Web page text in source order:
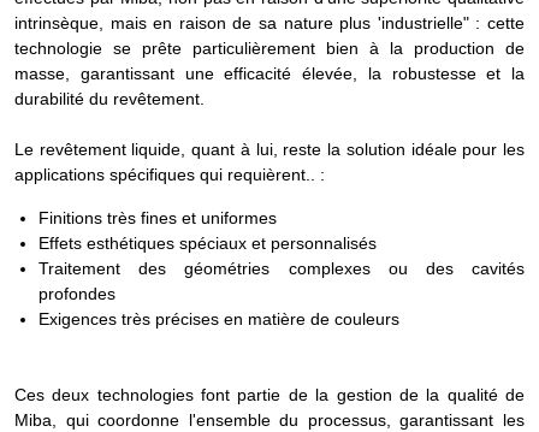
intrinsèque, mais en raison de sa nature plus 'industrielle" : cette
technologie se prête particulièrement bien à la production de
masse, garantissant une efficacité élevée, la robustesse et la
durabilité du revêtement.
Le revêtement liquide, quant à lui, reste la solution idéale pour les
applications spécifiques qui requièrent.. :
Finitions très fines et uniformes
Effets esthétiques spéciaux et personnalisés
Traitement des géométries complexes ou des cavités
profondes
Exigences très précises en matière de couleurs
Ces deux technologies font partie de la gestion de la qualité de
Miba, qui coordonne l'ensemble du processus, garantissant les